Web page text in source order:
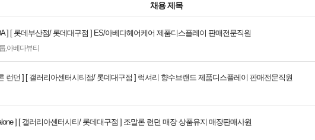
오가는 승객들로 인해 유동인구가 증가할 것이고, 주변 지역에 재개발이 활발하게 진행되
채용 제목
] [ 롯데부산점/ 롯데대구점 ] ES/아베다헤어케어 제품디스플레이 판매전문직원
,아베다뷰티
런던 ] [ 갤러리아센터시티점/ 롯데대구점 ] 럭셔리 향수브랜드 제품디스플레이 판매전문직원
] [ 갤러리아센터시티/ 롯데대구점 ] 조말론 런던 매장 상품유지 매장판매사원